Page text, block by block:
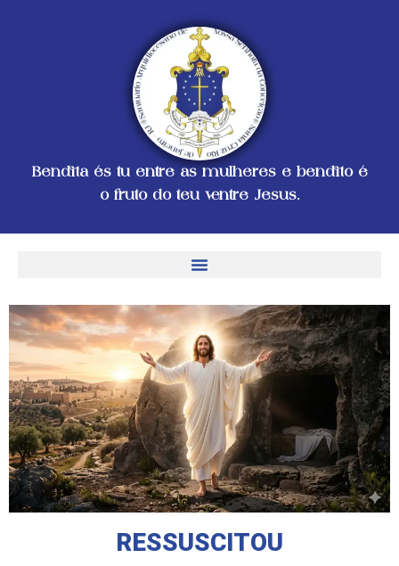
Bendita és tu entre as mulheres e bendito é
o fruto do teu ventre Jesus.
RESSUSCITOU